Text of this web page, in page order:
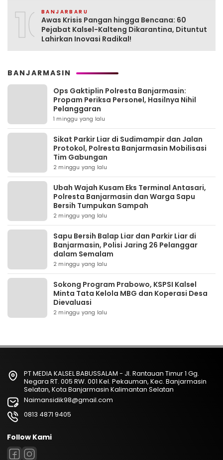
10BANJARBARU
Awas Krisis Pangan hingga Bencana: 60
Pejabat Kalsel-Kalteng Dikarantina, Dituntut
Lahirkan Inovasi Radikal!
BANJARMASIN
Ops Gaktiplin Polresta Banjarmasin:
Propam Periksa Personel, Hasilnya Nihil
Pelanggaran
1 minggu yang lalu
Sikat Parkir Liar di Sudimampir dan Jalan
Protokol, Polresta Banjarmasin Mobilisasi
Tim Gabungan
2 minggu yang lalu
Ubah Wajah Kusam Eks Terminal Antasari,
Polresta Banjarmasin dan Warga Sapu
Bersih Tumpukan Sampah
2 minggu yang lalu
Sapu Bersih Balap Liar dan Parkir Liar di
Banjarmasin, Polisi Jaring 26 Pelanggar
dalam Semalam
2 minggu yang lalu
Sokong Program Prabowo, KSPSI Kalsel
Minta Tata Kelola MBG dan Koperasi Desa
Dievaluasi
2 minggu yang lalu
PT MEDIA KALSEL BABUSSALAM - Jl. Rantauan Timur 1 Gg.
Negara RT. 005 RW. 001 Kel. Pekauman, Kec. Banjarmasin
Selatan, Kota Banjarmasin Kalimantan Selatan
Naimansidik98@gmail.com
0813 4871 9405
Follow Kami